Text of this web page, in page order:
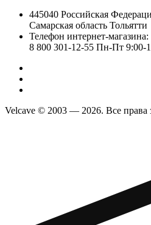
445040 Российская
Самарская область Тольятти
Телефон интернет-магазина:
8 800 301-12-55 Пн-Пт 9:00-
Velcave © 2003 — 2026. Все